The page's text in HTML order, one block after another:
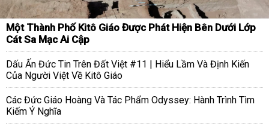
Một Thành Phố Kitô Giáo Được Phát Hiện Bên Dưới Lớp
Cát Sa Mạc Ai Cập
Dấu Ấn Đức Tin Trên Đất Việt #11 | Hiểu Lầm Và Định Kiến
Của Người Việt Về Kitô Giáo
Các Đức Giáo Hoàng Và Tác Phẩm Odyssey: Hành Trình Tìm
Kiếm Ý Nghĩa